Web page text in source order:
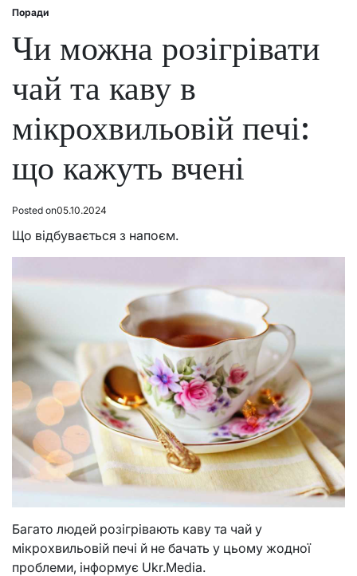
Posted
Поради
Чи можна розігрівати
чай та каву в
мікрохвильовій печі:
що кажуть вчені
Posted on05.10.2024
Що відбувається з напоєм.
Багато людей розігрівають каву та чай у
мікрохвильовій печі й не бачать у цьому жодної
проблеми, інформує Ukr.Media.